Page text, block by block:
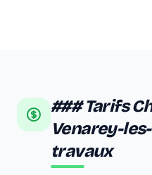
### Tarifs
Venarey-
travaux